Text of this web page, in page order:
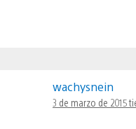
wachysnein
3 de marzo de 2015